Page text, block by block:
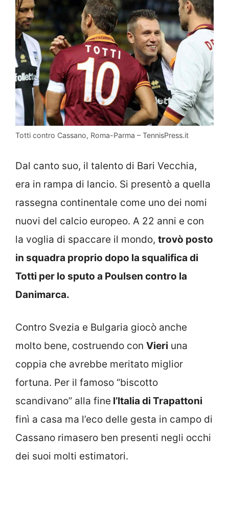
Totti contro Cassano, Roma-Parma – TennisPress.it
Dal canto suo, il talento di Bari Vecchia,
era in rampa di lancio. Si presentò a quella
rassegna continentale come uno dei nomi
nuovi del calcio europeo. A 22 anni e con
la voglia di spaccare il mondo, trovò posto
in squadra proprio dopo la squalifica di
Totti per lo sputo a Poulsen contro la
Danimarca.
Contro Svezia e Bulgaria giocò anche
molto bene, costruendo con Vieri una
coppia che avrebbe meritato miglior
fortuna. Per il famoso “biscotto
scandivano” alla fine l’Italia di Trapattoni
finì a casa ma l’eco delle gesta in campo di
Cassano rimasero ben presenti negli occhi
dei suoi molti estimatori.